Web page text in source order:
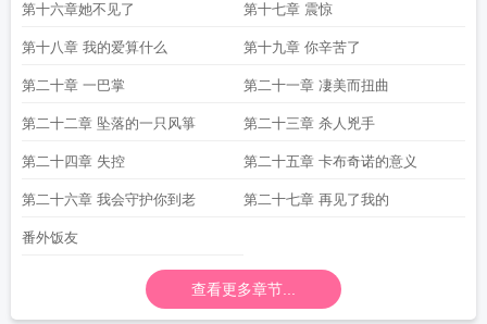
第十六章她不见了 第十七章 震惊
第十八章 我的爱算什么 第十九章 你辛苦了
第二十章 一巴掌 第二十一章 凄美而扭曲
第二十二章 坠落的一只风箏 第二十三章 杀人兇手
第二十四章 失控 第二十五章 卡布奇诺的意义
第二十六章 我会守护你到老 第二十七章 再见了我的
番外饭友
查看更多章节...